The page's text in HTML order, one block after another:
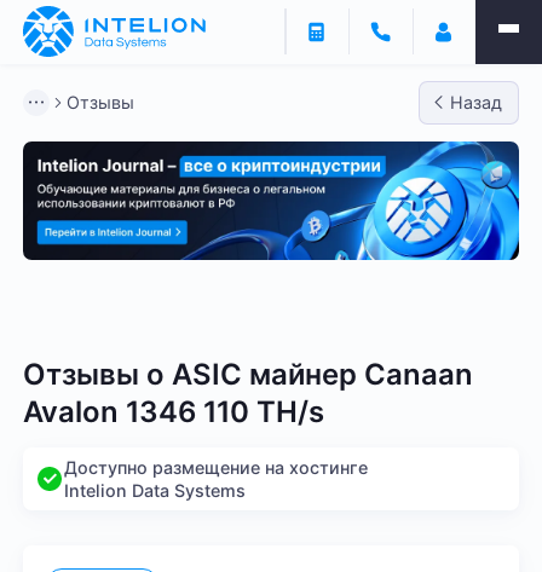
Отзывы Назад
Отзывы о ASIC майнер Canaan
Avalon 1346 110 TH/s
Доступно размещение на хостинге
Intelion Data Systems